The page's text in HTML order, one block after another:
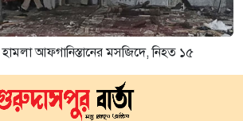
আফগানিস্তানের মসজিদে, নিহত ১৫